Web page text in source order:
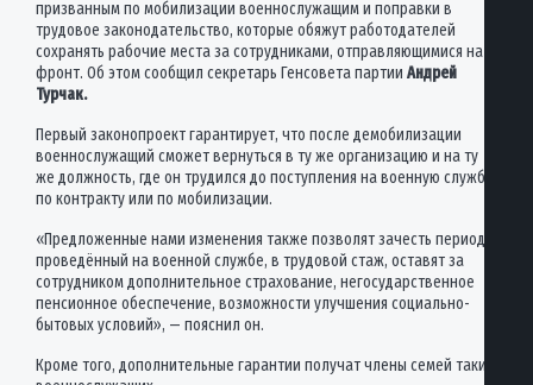
призванным по мобилизации военнослужащим и поправки в
трудовое законодательство, которые обяжут работодателей
сохранять рабочие места за сотрудниками, отправляющимися на
фронт. Об этом сообщил секретарь Генсовета партии Андрей
Турчак.
Первый законопроект гарантирует, что после демобилизации
военнослужащий сможет вернуться в ту же организацию и на ту
же должность, где он трудился до поступления на военную службу
по контракту или по мобилизации.
«Предложенные нами изменения также позволят зачесть период,
проведённый на военной службе, в трудовой стаж, оставят за
сотрудником дополнительное страхование, негосударственное
пенсионное обеспечение, возможности улучшения социально-
бытовых условий», — пояснил он.
Кроме того, дополнительные гарантии получат члены семей таких